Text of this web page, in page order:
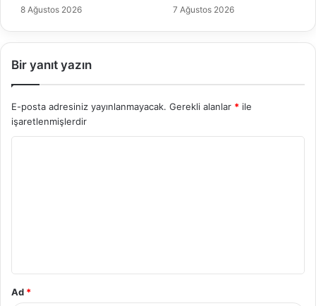
8 Ağustos 2026 7 Ağustos 2026
Bir yanıt yazın
E-posta adresiniz yayınlanmayacak. Gerekli alanlar * ile
işaretlenmişlerdir
Ad *